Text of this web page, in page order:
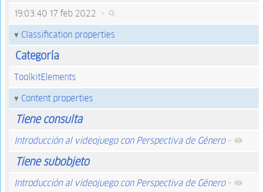
19:03:40 17 feb 2022 +
Classification properties
Categoría
ToolkitElements
Content properties
Tiene consulta
Introducción al videojuego con Perspectiva de Género +
Tiene subobjeto
Introducción al videojuego con Perspectiva de Género +